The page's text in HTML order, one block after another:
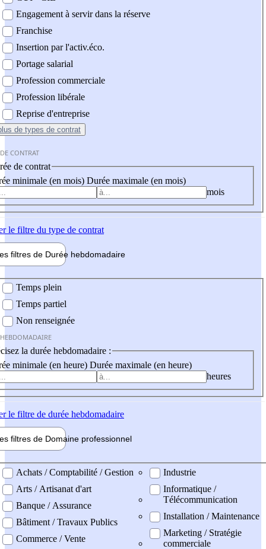
Engagement à servir dans la réserve
Franchise
Insertion par l'activ.éco.
Portage salarial
Profession commerciale
Profession libérale
Reprise d'entreprise
de types de contrat
CONTRAT
de contrat
minimale (en mois) Durée maximale (en mois)
mois
le filtre du type de contrat
filtres de Durée hebdomadaire
Temps plein
Temps partiel
Non renseignée
la durée hebdomadaire :
minimale (en heure) Durée maximale (en heure)
heures
le filtre de durée hebdomadaire
filtres de Domaine professionnel
professionel
Achats / Comptabilité / Gestion
Arts / Artisanat d'art
Banque / Assurance
Bâtiment / Travaux Publics
Commerce / Vente
Industrie
Informatique /
Télécommunication
Installation / Maintenance
Marketing / Stratégie
commerciale